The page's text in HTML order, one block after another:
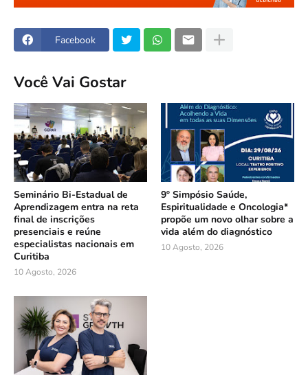
Facebook
Você Vai Gostar
Seminário Bi-Estadual de
Aprendizagem entra na reta
final de inscrições
presenciais e reúne
especialistas nacionais em
Curitiba
10 Agosto, 2026
9º Simpósio Saúde,
Espiritualidade e Oncologia*
propõe um novo olhar sobre a
vida além do diagnóstico
10 Agosto, 2026